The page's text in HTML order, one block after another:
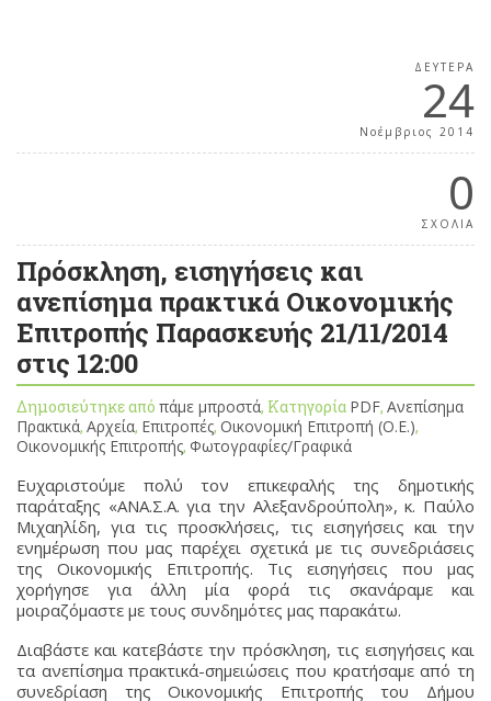
ΔΕΥΤΈΡΑ
24
Νοέμβριος 2014
0
ΣΧΟΛΙΑ
Πρόσκληση, εισηγήσεις και
ανεπίσημα πρακτικά Οικονομικής
Επιτροπής Παρασκευής 21/11/2014
στις 12:00
Δημοσιεύτηκε από πάμε μπροστά, Κατηγορία PDF, Ανεπίσημα
Πρακτικά, Αρχεία, Επιτροπές, Οικονομική Επιτροπή (Ο.Ε.),
Οικονομικής Επιτροπής, Φωτογραφίες/Γραφικά
Ευχαριστούμε πολύ τον επικεφαλής της δημοτικής
παράταξης «ΑΝΑ.Σ.Α. για την Αλεξανδρούπολη», κ. Παύλο
Μιχαηλίδη, για τις προσκλήσεις, τις εισηγήσεις και την
ενημέρωση που μας παρέχει σχετικά με τις συνεδριάσεις
της Οικονομικής Επιτροπής. Τις εισηγήσεις που μας
χορήγησε για άλλη μία φορά τις σκανάραμε και
μοιραζόμαστε με τους συνδημότες μας παρακάτω.
Διαβάστε και κατεβάστε την πρόσκληση, τις εισηγήσεις και
τα ανεπίσημα πρακτικά-σημειώσεις που κρατήσαμε από τη
συνεδρίαση της Οικονομικής Επιτροπής του Δήμου